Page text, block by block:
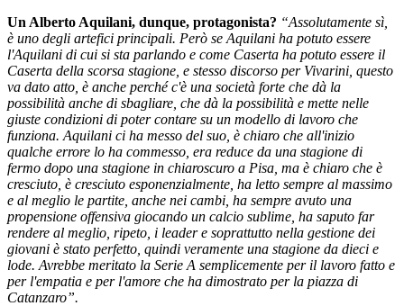
Un Alberto Aquilani, dunque, protagonista? “Assolutamente sì,
è uno degli artefici principali. Però se Aquilani ha potuto essere
l'Aquilani di cui si sta parlando e come Caserta ha potuto essere il
Caserta della scorsa stagione, e stesso discorso per Vivarini, questo
va dato atto, è anche perché c'è una società forte che dà la
possibilità anche di sbagliare, che dà la possibilità e mette nelle
giuste condizioni di poter contare su un modello di lavoro che
funziona. Aquilani ci ha messo del suo, è chiaro che all'inizio
qualche errore lo ha commesso, era reduce da una stagione di
fermo dopo una stagione in chiaroscuro a Pisa, ma è chiaro che è
cresciuto, è cresciuto esponenzialmente, ha letto sempre al massimo
e al meglio le partite, anche nei cambi, ha sempre avuto una
propensione offensiva giocando un calcio sublime, ha saputo far
rendere al meglio, ripeto, i leader e soprattutto nella gestione dei
giovani è stato perfetto, quindi veramente una stagione da dieci e
lode. Avrebbe meritato la Serie A semplicemente per il lavoro fatto e
per l'empatia e per l'amore che ha dimostrato per la piazza di
Catanzaro”.